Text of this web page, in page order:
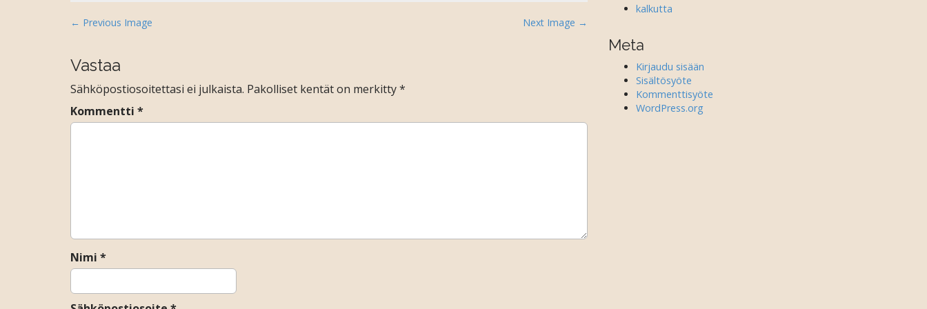
P
s
n
a
v
o
n
← Previous Image Next Image →
Vastaa
Sähköpostiosoitettasi ei julkaista. Pakolliset kentät on merkitty*
Kommentti *
Nimi *
kalkutta
Meta
Kirjaudu sisään
Sisältösyöte
Kommenttisyöte
WordPress.org